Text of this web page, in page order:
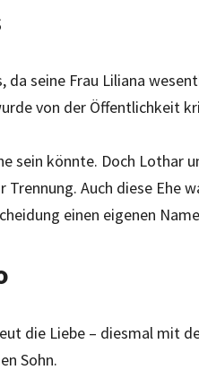
seine Frau Liliana
von der Öffentlichkeit
sein könnte. Doch Lothar
Auch diese Ehe
einen eigenen
die Liebe – diesmal mit
Sohn.